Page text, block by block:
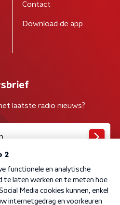
Contact
Download de app
laatste radio nieuws?